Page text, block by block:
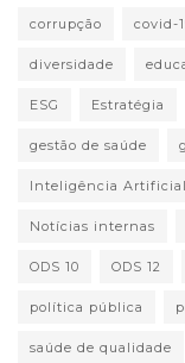
corrupção covid-
diversidade
ESG Estratégia
gestão de saúde
Inteligência Artificial
Notícias internas
ODS 10 ODS 12
política pública
saúde de qualidade